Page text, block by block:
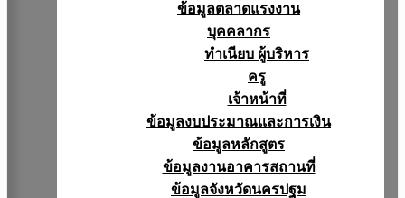
ข้อมูลตลาดแรงงาน
บุคคลากร
ทำเนียบ ผู้บริหาร
ครู
เจ้าหน้าที่
ข้อมูลงบประมาณเเละการเงิน
ข้อมูลหลักสูตร
ข้อมูลงานอาคารสถานที่
ข้อมูลจังหวัดนครปฐม